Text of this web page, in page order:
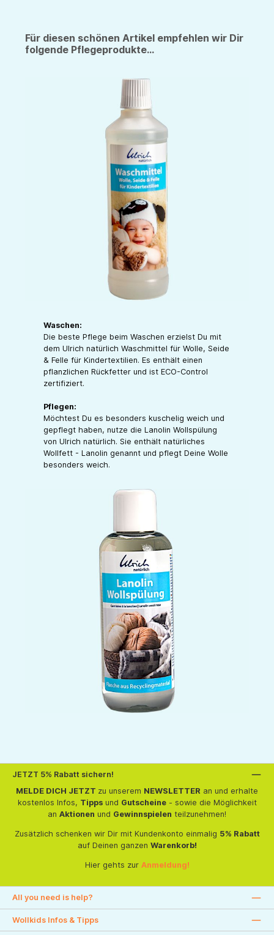
Für diesen schönen Artikel empfehlen wir Dir
folgende Pflegeprodukte...
Waschen:
Die beste Pflege beim Waschen erzielst Du mit
dem Ulrich natürlich Waschmittel für Wolle, Seide
& Felle für Kindertextilien. Es enthält einen
pflanzlichen Rückfetter und ist ECO-Control
zertifiziert.
Pflegen:
Möchtest Du es besonders kuschelig weich und
gepflegt haben, nutze die Lanolin Wollspülung
von Ulrich natürlich. Sie enthält natürliches
Wollfett - Lanolin genannt und pflegt Deine Wolle
besonders weich.
JETZT 5% Rabatt sichern!
MELDE DICH JETZT zu unserem NEWSLETTER an und erhalte
kostenlos Infos, Tippsund Gutscheine- sowie die Möglichkeit
an Aktionen und Gewinnspielen teilzunehmen!
Zusätzlich schenken wir Dir mit Kundenkonto einmalig 5% Rabatt
auf Deinen ganzen Warenkorb!
Hier gehts zur Anmeldung!
All you need is help?
Wollkids Infos & Tipps